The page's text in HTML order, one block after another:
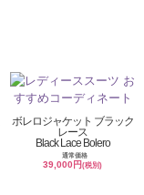
ボレロジャケット ブラック
レース
Black Lace Bolero
通常価格
39,000円(税別)